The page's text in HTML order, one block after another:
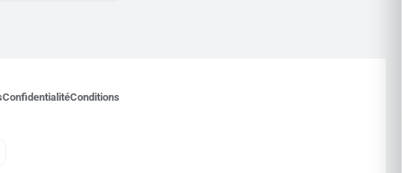
ConfidentialitéConditions